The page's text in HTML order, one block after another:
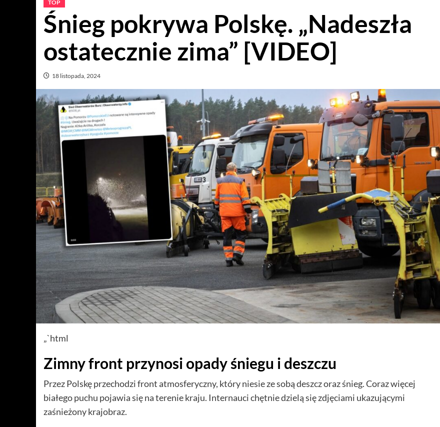
TOP
Śnieg pokrywa Polskę. „Nadeszła
ostatecznie zima” [VIDEO]
18 listopada, 2024
„`html
Zimny front przynosi opady śniegu i deszczu
Przez Polskę przechodzi front atmosferyczny, który niesie ze sobą deszcz oraz śnieg. Coraz więcej
białego puchu pojawia się na terenie kraju. Internauci chętnie dzielą się zdjęciami ukazującymi
zaśnieżony krajobraz.